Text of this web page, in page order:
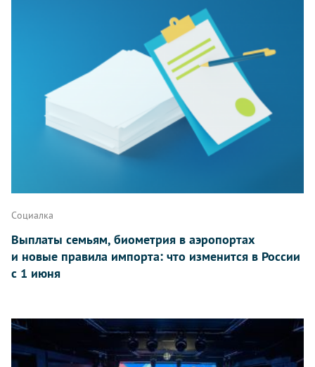
Социалка
Выплаты семьям, биометрия в аэропортах
и новые правила импорта: что изменится в России
с 1 июня